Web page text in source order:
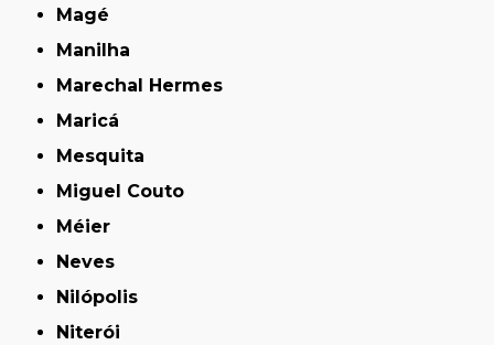
Magé
Manilha
Marechal Hermes
Maricá
Mesquita
Miguel Couto
Méier
Neves
Nilópolis
Niterói